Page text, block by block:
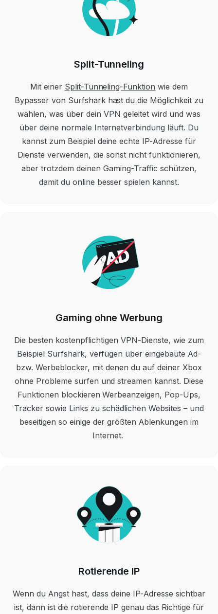
Split-Tunneling
Mit einer Split-Tunneling-Funktion wie dem
Bypasser von Surfshark hast du die Möglichkeit zu
wählen, was über dein VPN geleitet wird und was
über deine normale Internetverbindung läuft. Du
kannst zum Beispiel deine echte IP-Adresse für
Dienste verwenden, die sonst nicht funktionieren,
aber trotzdem deinen Gaming-Traffic schützen,
damit du online besser spielen kannst.
Gaming ohne Werbung
Die besten kostenpflichtigen VPN-Dienste, wie zum
Beispiel Surfshark, verfügen über eingebaute Ad-
bzw. Werbeblocker, mit denen du auf deiner Xbox
ohne Probleme surfen und streamen kannst. Diese
Funktionen blockieren Werbeanzeigen, Pop-Ups,
Tracker sowie Links zu schädlichen Websites – und
beseitigen so einige der größten Ablenkungen im
Internet.
Rotierende IP
Wenn du Angst hast, dass deine IP-Adresse sichtbar
ist, dann ist die rotierende IP genau das Richtige für